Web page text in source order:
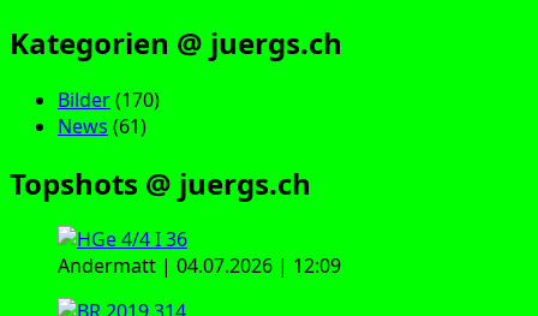
Kategorien @ juergs.ch
Bilder(170)
News (61)
Topshots @ juergs.ch
Andermatt | 04.07.2026 | 12:09